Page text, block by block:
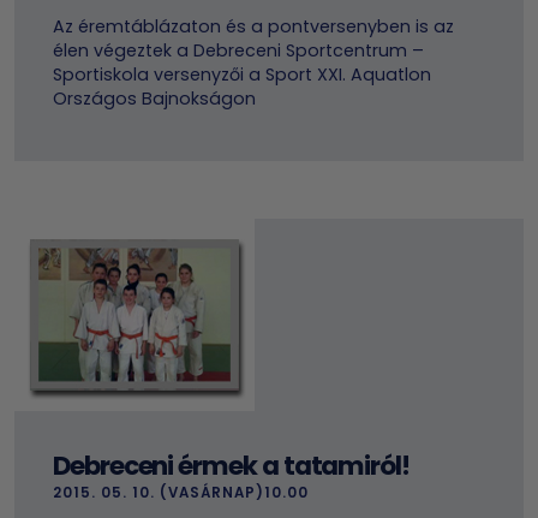
Az éremtáblázaton és a pontversenyben is az
élen végeztek a Debreceni Sportcentrum –
Sportiskola versenyzői a Sport XXI. Aquatlon
Országos Bajnokságon
Debreceni érmek a tatamiról!
2015. 05. 10. (VASÁRNAP)10.00